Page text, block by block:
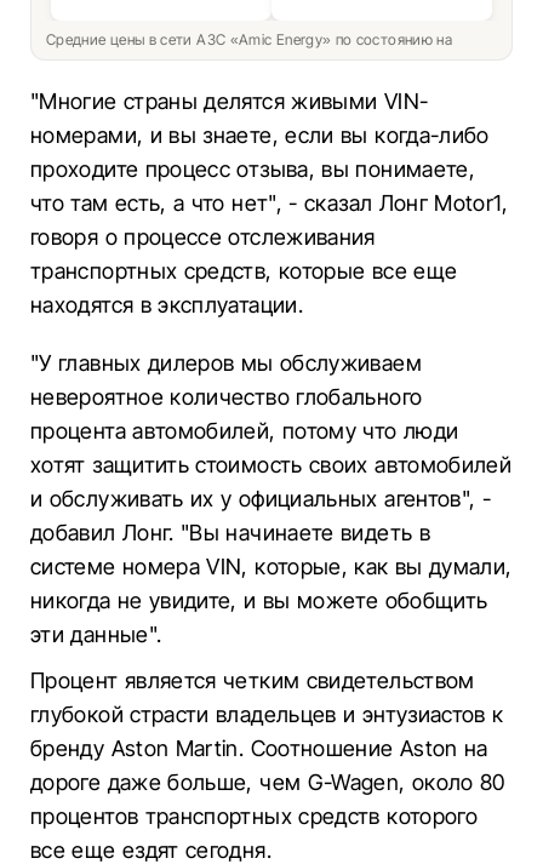
Средние цены в сети АЗС «Amic Energy» по состоянию на
"Многие страны делятся живыми VIN-
номерами, и вы знаете, если вы когда-либо
проходите процесс отзыва, вы понимаете,
что там есть, а что нет", - сказал Лонг Motor1,
говоря о процессе отслеживания
транспортных средств, которые все еще
находятся в эксплуатации.
"У главных дилеров мы обслуживаем
невероятное количество глобального
процента автомобилей, потому что люди
хотят защитить стоимость своих автомобилей
и обслуживать их у официальных агентов", -
добавил Лонг. "Вы начинаете видеть в
системе номера VIN, которые, как вы думали,
никогда не увидите, и вы можете обобщить
эти данные".
Процент является четким свидетельством
глубокой страсти владельцев и энтузиастов к
бренду Aston Martin. Соотношение Aston на
дороге даже больше, чем G-Wagen, около 80
процентов транспортных средств которого
все еще ездят сегодня.